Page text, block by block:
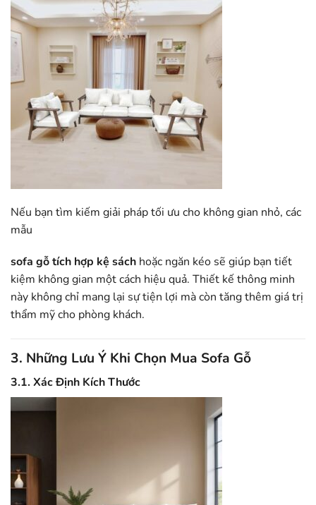
Nếu bạn tìm kiếm giải pháp tối ưu cho không gian nhỏ, các
mẫu
sofa gỗ tích hợp kệ sách hoặc ngăn kéo sẽ giúp bạn tiết
kiệm không gian một cách hiệu quả. Thiết kế thông minh
này không chỉ mang lại sự tiện lợi mà còn tăng thêm giá trị
thẩm mỹ cho phòng khách.
3. Những Lưu Ý Khi Chọn Mua Sofa Gỗ
3.1. Xác Định Kích Thước